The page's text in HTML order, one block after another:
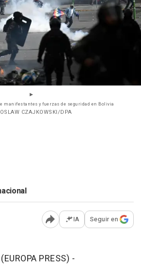
manifestantes y fuerzas de seguridad en Bolivia
CZAJKOWSKI/DPA
Abrir opciones para
IA Seguir en
PRESS) -